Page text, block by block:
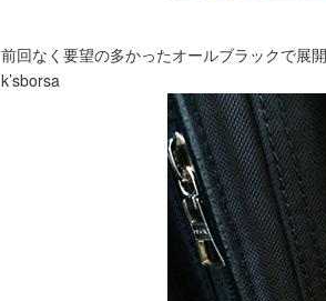
前回なく要望の多かったオールブラックで展
k’sborsa